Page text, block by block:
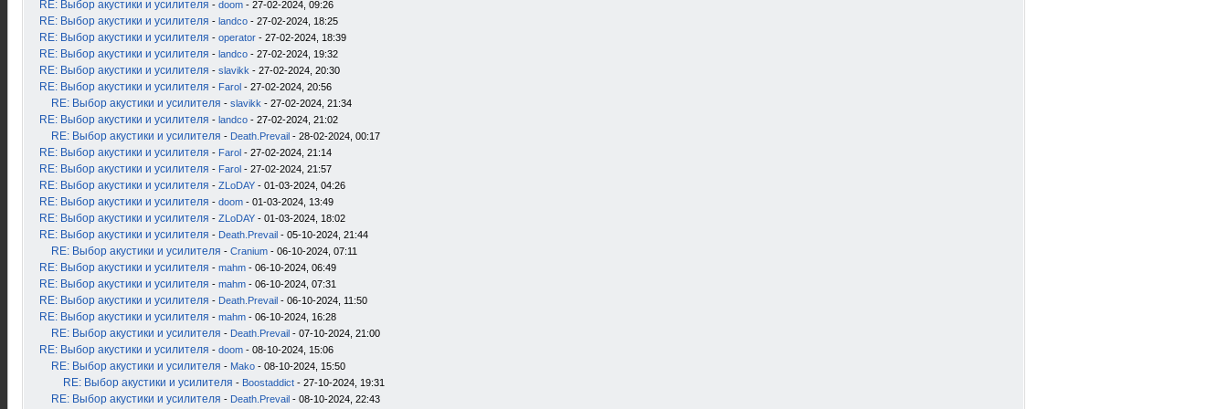
RE: Выбор акустики и усилителя - doom - 27-02-2024, 09:26
RE: Выбор акустики и усилителя - landco - 27-02-2024, 18:25
RE: Выбор акустики и усилителя - operator - 27-02-2024, 18:39
RE: Выбор акустики и усилителя - landco - 27-02-2024, 19:32
RE: Выбор акустики и усилителя - slavikk - 27-02-2024, 20:30
RE: Выбор акустики и усилителя - Farol - 27-02-2024, 20:56
RE: Выбор акустики и усилителя - slavikk - 27-02-2024, 21:34
RE: Выбор акустики и усилителя - landco - 27-02-2024, 21:02
RE: Выбор акустики и усилителя - Death.Prevail - 28-02-2024, 00:17
RE: Выбор акустики и усилителя - Farol - 27-02-2024, 21:14
RE: Выбор акустики и усилителя - Farol - 27-02-2024, 21:57
RE: Выбор акустики и усилителя - ZLoDAY - 01-03-2024, 04:26
RE: Выбор акустики и усилителя - doom - 01-03-2024, 13:49
RE: Выбор акустики и усилителя - ZLoDAY - 01-03-2024, 18:02
RE: Выбор акустики и усилителя - Death.Prevail - 05-10-2024, 21:44
RE: Выбор акустики и усилителя - Cranium - 06-10-2024, 07:11
RE: Выбор акустики и усилителя - mahm - 06-10-2024, 06:49
RE: Выбор акустики и усилителя - mahm - 06-10-2024, 07:31
RE: Выбор акустики и усилителя - Death.Prevail - 06-10-2024, 11:50
RE: Выбор акустики и усилителя - mahm - 06-10-2024, 16:28
RE: Выбор акустики и усилителя - Death.Prevail - 07-10-2024, 21:00
RE: Выбор акустики и усилителя - doom - 08-10-2024, 15:06
RE: Выбор акустики и усилителя - Mako - 08-10-2024, 15:50
RE: Выбор акустики и усилителя - Boostaddict - 27-10-2024, 19:31
RE: Выбор акустики и усилителя - Death.Prevail - 08-10-2024, 22:43